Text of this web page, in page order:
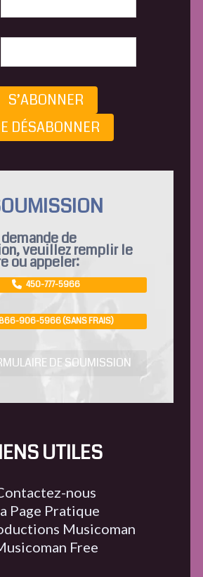
S’ABONNER
DÉSABONNER
de
veuillez remplir le
ou appeler:
450-777-5966
906-5966 (SANS FRAIS)
DE SOUMISSION
UTILES
nous
Page Pratique
Musicoman
Free